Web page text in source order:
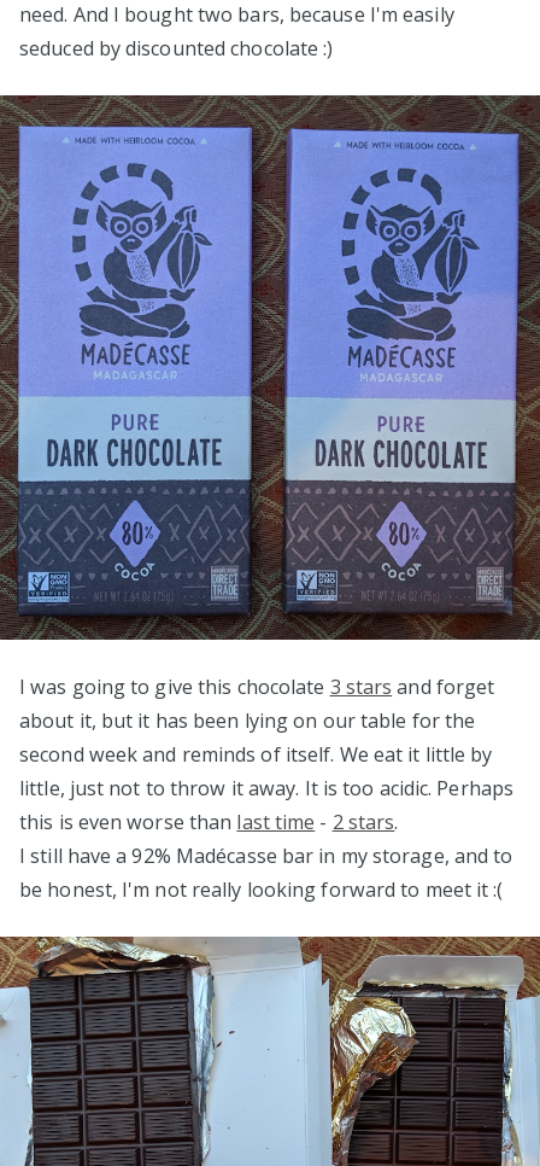
need. And I bought two bars, because I'm easily
seduced by discounted chocolate :)
I was going to give this chocolate 3 stars and forget
about it, but it has been lying on our table for the
second week and reminds of itself. We eat it little by
little, just not to throw it away. It is too acidic. Perhaps
this is even worse than last time - 2 stars.
I still have a 92% Madécasse bar in my storage, and to
be honest, I'm not really looking forward to meet it :(